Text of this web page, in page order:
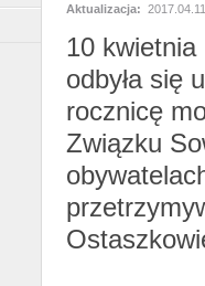
Aktualizacja:
10
odbyła się
rocznicę
Związku